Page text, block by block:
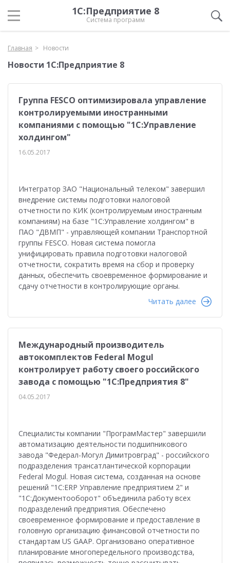
1С:Предприятие 8
Система программ
Главная Новости
Новости 1С:Предприятие 8
Группа FESCO оптимизировала управление
контролируемыми иностранными
компаниями с помощью "1С:Управление
холдингом"
16.05.2017
Интегратор ЗАО "Национальный телеком" завершил
внедрение системы подготовки налоговой
отчетности по КИК (контролируемым иностранным
компаниям) на базе "1С:Управление холдингом" в
ПАО "ДВМП" - управляющей компании Транспортной
группы FESCO. Новая система помогла
унифицировать правила подготовки налоговой
отчетности, сократить время на сбор и проверку
данных, обеспечить своевременное формирование и
сдачу отчетности в контролирующие органы.
Читать далее
Международный производитель
автокомплектов Federal Mogul
контролирует работу своего российского
завода с помощью "1С:Предприятия 8"
04.05.2017
Специалисты компании "ПрограмМастер" завершили
автоматизацию деятельности подшипникового
завода "Федерал-Могул Димитровград" - российского
подразделения трансатлантической корпорации
Federal Mogul. Новая система, созданная на основе
решений "1С:ERP Управление предприятием 2" и
"1С:Документооборот" объединила работу всех
подразделений предприятия. Обеспечено
своевременное формирование и предоставление в
головную организацию финансовой отчетности по
стандартам US GAAP. Организовано оперативное
планирование многопередельного производства,